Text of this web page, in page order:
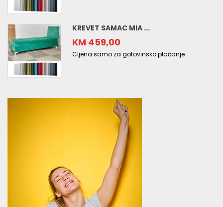
KREVET SAMAC MIA ...
KM 459,00
Cijena samo za gotovinsko plaćanje